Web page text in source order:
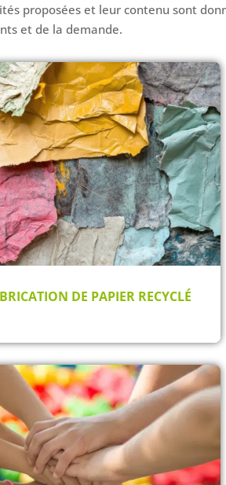
proposées et leur contenu sont
et de la demande.
DE PAPIER RECYCLÉ